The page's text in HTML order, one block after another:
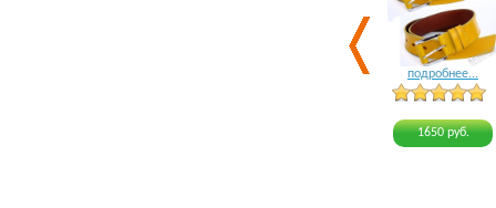
подробнее...
1650 руб.